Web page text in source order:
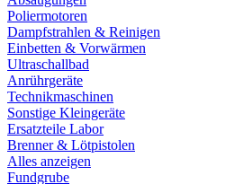
Poliermotoren
Dampfstrahlen & Reinigen
Einbetten & Vorwärmen
Ultraschallbad
Anrührgeräte
Technikmaschinen
Sonstige Kleingeräte
Ersatzteile Labor
Brenner & Lötpistolen
Alles anzeigen
Fundgrube